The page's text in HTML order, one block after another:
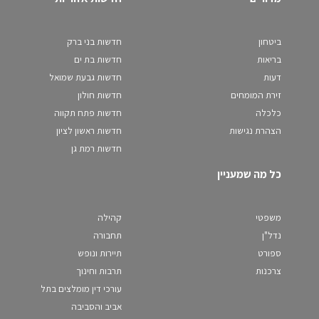
ביטחון
בריאות
דעות
זירת המומחים
כלכלה
הצהרת נגישות
חדשות בני ברק
חדשות בת ים
חדשות גבעת שמואל
חדשות חולון
חדשות פתח תקווה
חדשות ראשון לציון
חדשות רמת גן
כל מה שמעניין
משפטי
נדל"ן
ספורט
צרכנות
קהילה
תחבורה
תיירות ונופש
תרבות וחינוך
עורכי דין מומלצים בתל
אביב והסביבה